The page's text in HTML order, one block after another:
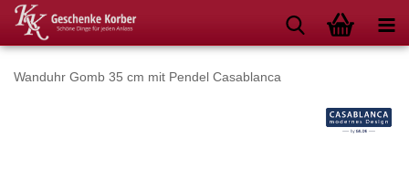
Wanduhr Gomb 35 cm mit Pendel Casablanca